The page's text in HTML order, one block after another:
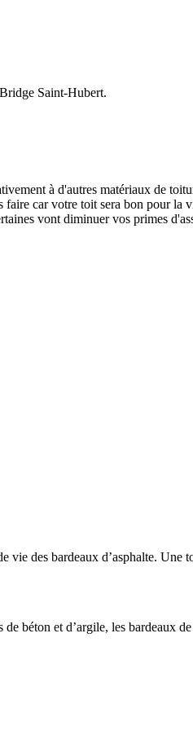
Saint-Hubert.
à d'autres matériaux de
car votre toit sera bon pour
vont diminuer vos primes
vie des bardeaux d’asphalte.
béton et d’argile, les bardeaux